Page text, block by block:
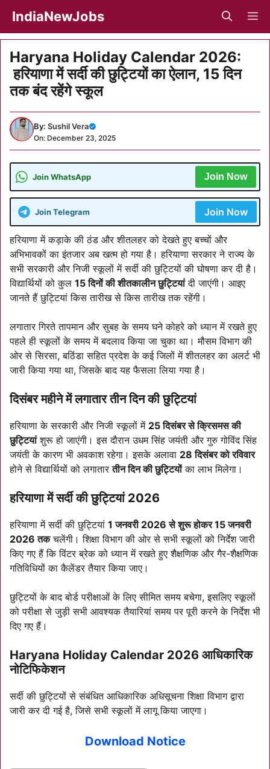
content
IndiaNewJobs
Haryana Holiday Calendar 2026:
हरियाणा में सर्दी की छुट्टियों का ऐलान, 15 दिन
तक बंद रहेंगे स्कूल
By: Sushil Vera
On: December 23, 2025
Join WhatsApp Join Now
Join Telegram Join Now
हरियाणा में कड़ाके की ठंड और शीतलहर को देखते हुए बच्चों और
अभिभावकों का इंतजार अब खत्म हो गया है। हरियाणा सरकार ने राज्य के
सभी सरकारी और निजी स्कूलों में सर्दी की छुट्टियों की घोषणा कर दी है।
विद्यार्थियों को कुल 15 दिनों की शीतकालीन छुट्टियांदी जाएंगी। आइए
जानते हैं छुट्टियां किस तारीख से किस तारीख तक रहेंगी।
लगातार गिरते तापमान और सुबह के समय घने कोहरे को ध्यान में रखते हुए
पहले ही स्कूलों के समय में बदलाव किया जा चुका था। मौसम विभाग की
ओर से सिरसा, बठिंडा सहित प्रदेश के कई जिलों में शीतलहर का अलर्ट भी
जारी किया गया था, जिसके बाद यह फैसला लिया गया है।
दिसंबर महीने में लगातार तीन दिन की छुट्टियां
हरियाणा के सरकारी और निजी स्कूलों में 25 दिसंबर से क्रिसमस की
छुट्टियांशुरू हो जाएंगी। इस दौरान उधम सिंह जयंती और गुरु गोविंद सिंह
जयंती के कारण भी अवकाश रहेगा। इसके अलावा 28 दिसंबर को रविवार
होने से विद्यार्थियों को लगातारतीन दिन की छुट्टियोंका लाभ मिलेगा।
हरियाणा में सर्दी की छुट्टियां 2026
हरियाणा में सर्दी की छुट्टियां 1 जनवरी 2026 से शुरू होकर 15 जनवरी
2026 तकचलेंगी। शिक्षा विभाग की ओर से सभी स्कूलों को निर्देश जारी
किए गए हैं कि विंटर ब्रेक को ध्यान में रखते हुए शैक्षणिक और गैर-शैक्षणिक
गतिविधियों का कैलेंडर तैयार किया जाए।
छुट्टियों के बाद बोर्ड परीक्षाओं के लिए सीमित समय बचेगा, इसलिए स्कूलों
को परीक्षा से जुड़ी सभी आवश्यक तैयारियां समय पर पूरी करने के निर्देश भी
दिए गए हैं।
Haryana Holiday Calendar 2026 आधिकारिक
नोटिफिकेशन
सर्दी की छुट्टियों से संबंधित आधिकारिक अधिसूचना शिक्षा विभाग द्वारा
जारी कर दी गई है, जिसे सभी स्कूलों में लागू किया जाएगा।
Download Notice